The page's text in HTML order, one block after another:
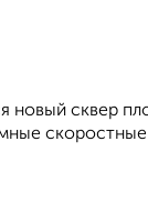
новый сквер